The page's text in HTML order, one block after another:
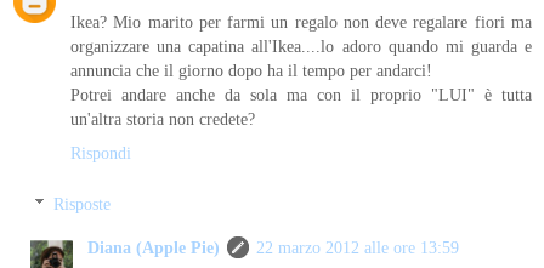
Ikea? Mio marito per farmi un regalo non deve regalare fiori ma
organizzare una capatina all'Ikea....lo adoro quando mi guarda e
annuncia che il giorno dopo ha il tempo per andarci!
Potrei andare anche da sola ma con il proprio "LUI" è tutta
un'altra storia non credete?
Rispondi
Risposte
Diana (Apple Pie)
22 marzo 2012 alle ore 13:59